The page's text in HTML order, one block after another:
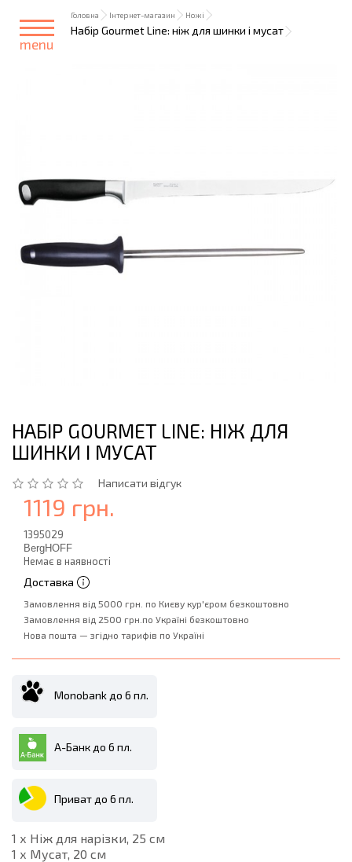
menu
Головна Інтернет-магазин Ножі
Набір Gourmet Line: ніж для шинки і мусат
НАБІР GOURMET LINE: НІЖ ДЛЯ
ШИНКИ І МУСАТ
Написати відгук
1119 грн.
1395029
BergHOFF
Немає в наявності
Доставка
Замовлення від 5000 грн. по Києву кур'єром безкоштовно
Замовлення від 2500 грн.по Україні безкоштовно
Нова пошта — згідно тарифів по Україні
Monobank до 6 пл.
А-Банк до 6 пл.
Приват до 6 пл.
1 х Ніж для нарізки, 25 см
1 х Мусат, 20 см